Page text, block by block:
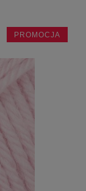
PROMOCJA